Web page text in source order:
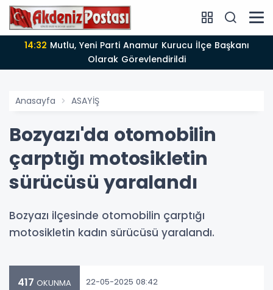
14:12
tutuklandı
Anasayfa ASAYİŞ
Bozyazı'da otomobilin
çarptığı motosikletin
sürücüsü yaralandı
Bozyazı ilçesinde otomobilin çarptığı
motosikletin kadın sürücüsü yaralandı.
417 OKUNMA 22-05-2025 08:42